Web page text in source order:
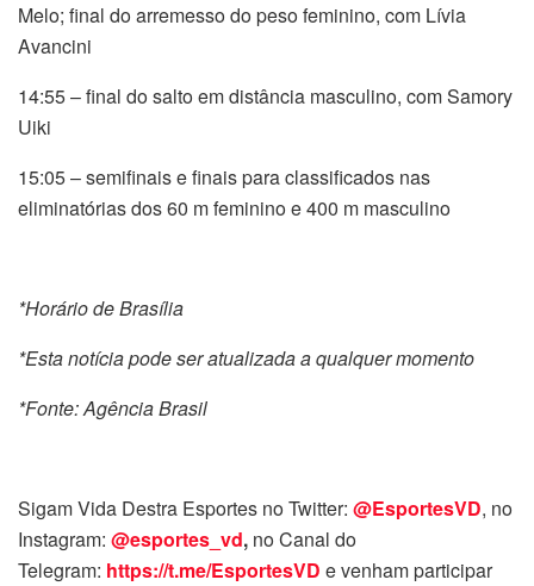
Melo; final do arremesso do peso feminino, com Lívia
Avancini
14:55 – final do salto em distância masculino, com Samory
Uiki
15:05 – semifinais e finais para classificados nas
eliminatórias dos 60 m feminino e 400 m masculino
*Horário de Brasília
*Esta notícia pode ser atualizada a qualquer momento
*Fonte: Agência Brasil
Sigam Vida Destra Esportes no Twitter: @EsportesVD, no
Instagram: @esportes_vd, no Canal do
Telegram: https://t.me/EsportesVD e venham participar